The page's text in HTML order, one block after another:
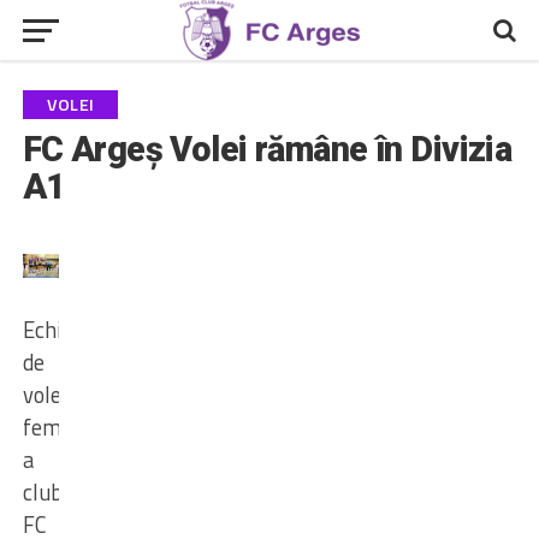
VOLEI
FC Argeș Volei rămâne în Divizia
A1
Echipa
de
volei
feminin
a
clubului
FC